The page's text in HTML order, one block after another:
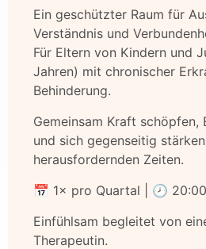
Ein geschützter Raum für
Verständnis und
Für Eltern von Kindern und
Jahren) mit chronischer
Behinderung.
Gemeinsam Kraft schöpfen,
und sich gegenseitig
herausfordernden Zeiten.
📅 1× pro Quartal | 🕗
Einfühlsam begleitet von
Therapeutin.